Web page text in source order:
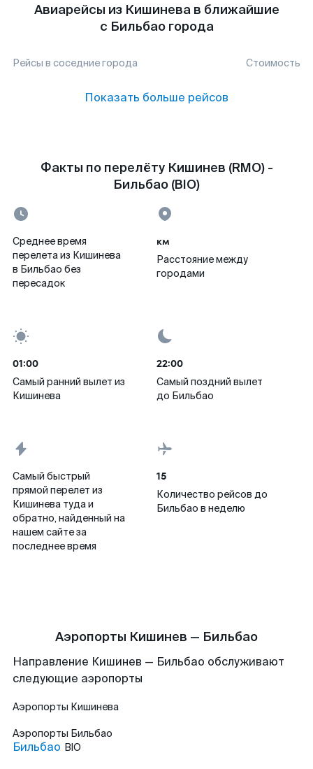
Авиарейсы из Кишинева в ближайшие
с Бильбао города
Рейсы в соседние города Стоимость
Показать больше рейсов
Факты по перелёту Кишинев (RMO) -
Бильбао (BIO)
Среднее время
перелета из Кишинева
в Бильбао без
пересадок
км
Расстояние между
городами
01:00
Самый ранний вылет из
Кишинева
22:00
Самый поздний вылет
до Бильбао
Самый быстрый
прямой перелет из
Кишинева туда и
обратно, найденный на
нашем сайте за
последнее время
15
Количество рейсов до
Бильбао в неделю
Аэропорты Кишинев — Бильбао
Направление Кишинев — Бильбао обслуживают
следующие аэропорты
Аэропорты Кишинева
Аэропорты Бильбао
Бильбао BIO